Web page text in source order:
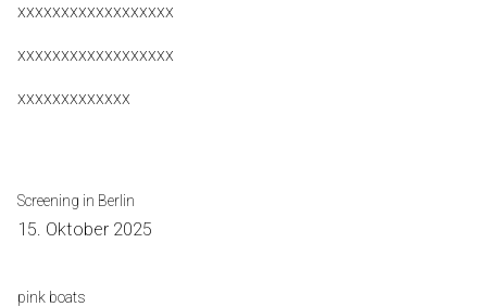
xxxxxxxxxxxxxxxxxx
xxxxxxxxxxxxxxxxxx
xxxxxxxxxxxxx
Screening in Berlin
15. Oktober 2025
pink boats